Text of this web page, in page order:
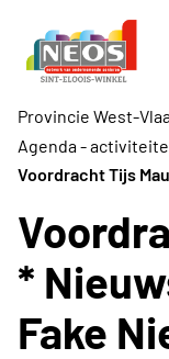
Provincie West-
Agenda -
Voordracht Tijs
*
Fake